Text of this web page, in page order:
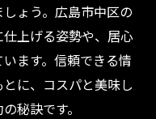
ょう。広島市中区の
上げる姿勢や、居心
ます。信頼できる情
に、コスパと美味し
秘訣です。